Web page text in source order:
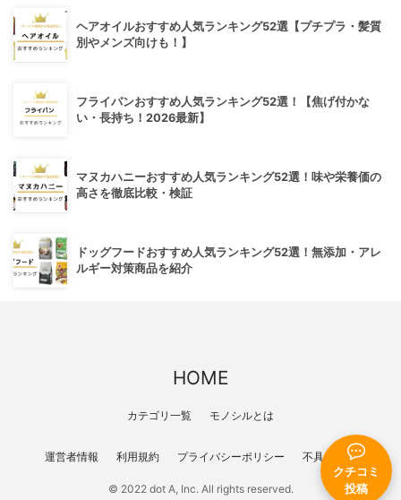
クチコミ
投稿
ヘアオイルおすすめ人気ランキング52選【プチプラ・髪質
別やメンズ向けも！】
フライパンおすすめ人気ランキング52選！【焦げ付かな
い・長持ち！2026最新】
マヌカハニーおすすめ人気ランキング52選！味や栄養価の
高さを徹底比較・検証
ドッグフードおすすめ人気ランキング52選！無添加・アレ
ルギー対策商品を紹介
HOME
カテゴリ一覧 モノシルとは
運営者情報 利用規約 プライバシーポリシー 不具合報告
© 2022 dot A, Inc. All rights reserved.